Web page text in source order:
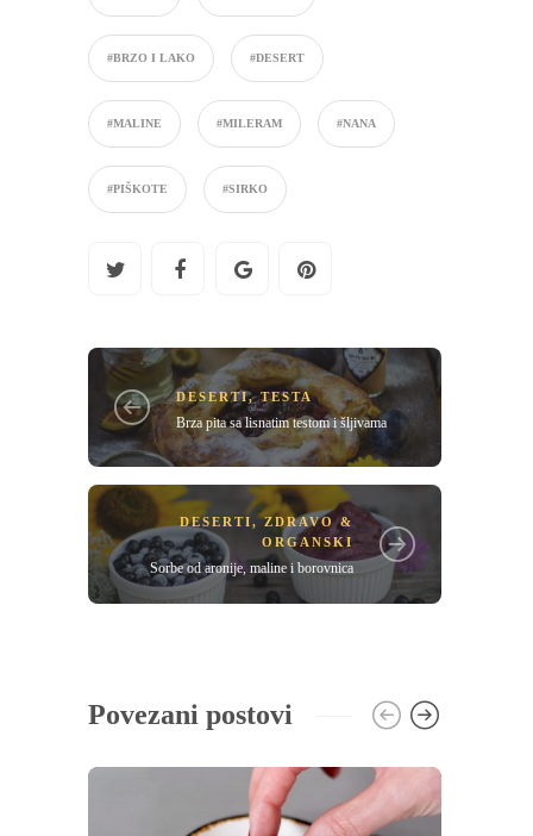
#BRZO I LAKO #DESERT
#MALINE #MILERAM #NANA
#PIŠKOTE #SIRKO
DESERTI,TESTA
Brza pita sa lisnatim testom i šljivama
DESERTI,ZDRAVO &
ORGANSKI
Sorbe od aronije, maline i borovnica
Povezani postovi